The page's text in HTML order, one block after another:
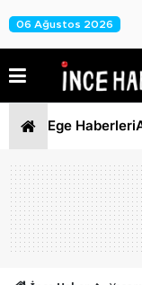
06 Ağustos 2026
Ege Haberleri